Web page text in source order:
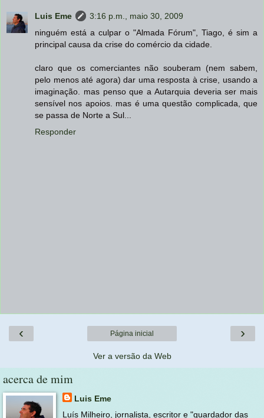
Luis Eme
3:16 p.m., maio 30, 2009
ninguém está a culpar o "Almada Fórum", Tiago, é sim a
principal causa da crise do comércio da cidade.
claro que os comerciantes não souberam (nem sabem,
pelo menos até agora) dar uma resposta à crise, usando a
imaginação. mas penso que a Autarquia deveria ser mais
sensível nos apoios. mas é uma questão complicada, que
se passa de Norte a Sul...
Responder
‹ ›
Página inicial
Ver a versão da Web
acerca de mim
Luis Eme
Luís Milheiro, jornalista, escritor e "guardador das